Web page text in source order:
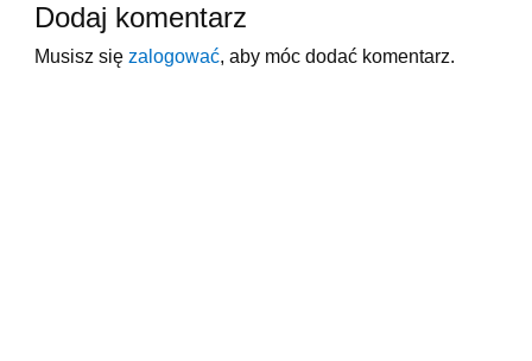
Dodaj komentarz
Musisz się zalogować , aby móc dodać komentarz.